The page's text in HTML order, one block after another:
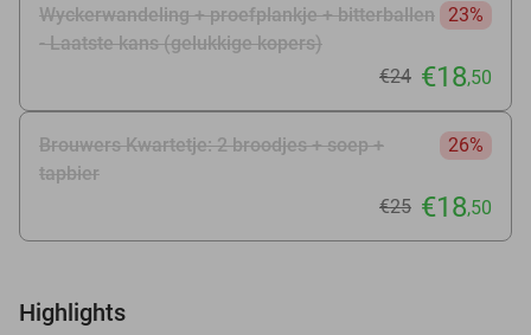
Wyckerwandeling + proefplankje + bitterballen
- Laatste kans (gelukkige kopers)
23%
€24 €18,50
Brouwers Kwartetje: 2 broodjes + soep +
tapbier
26%
€25 €18,50
Highlights